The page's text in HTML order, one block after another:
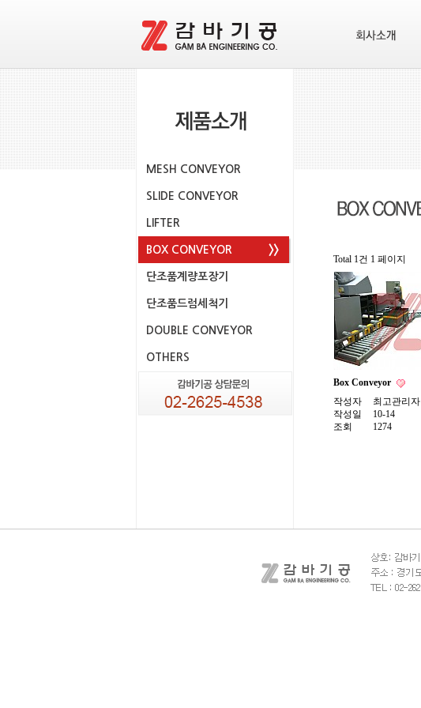
MESH CONVEYOR
SLIDE CONVEYOR
LIFTER
BOX CONVEYOR
단조품계량포장기
단조품드럼세척기
DOUBLE CONVEYOR
OTHERS
Total 1건 1 페이지
Box Conveyor
작성자
최고관리자
작성일
10-14
조회
1274